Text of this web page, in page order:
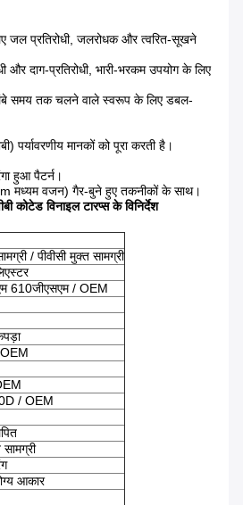
जल प्रतिरोधी, जलरोधक और त्वरित-सूखने
और दाग-प्रतिरोधी, भारी-भरकम उपयोग के लिए
समय तक चलने वाले स्वरूप के लिए डबल-
पर्यावरणीय मानकों को पूरा करती है।
हुआ पैटर्न।
मध्यम वजन) गैर-बुने हुए तकनीकों के साथ।
कोटेड विनाइल टारप्स के विनिर्देश
/ पीवीसी मुक्त सामग्री
610जीएसएम / OEM
/ OEM
सामग्री
आकार